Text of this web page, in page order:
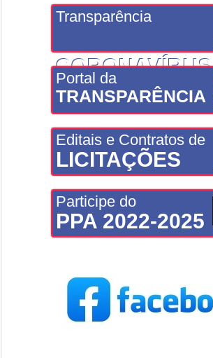
Transparência
CORONAVÍRUS
Portal da
TRANSPARÊNCIA
Editais e Contratos de
LICITAÇÕES
Participe do
PPA 2022-2025